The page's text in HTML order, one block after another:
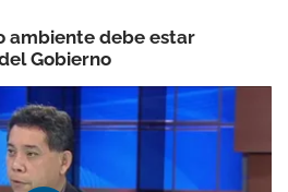
ambiente debe estar
Gobierno